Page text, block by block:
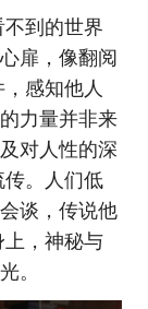
到的世界
扉，像翻阅
感知他人
力量并非来
对人性的深
。人们低
谈，传说他
，神秘与
。